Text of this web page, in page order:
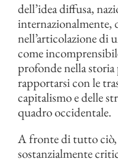
dell’idea diffusa,
internazionalmente,
nell’articolazione di
come
profonde nella storia
rapportarsi con le
capitalismo e delle
quadro occidentale.
A fronte di tutto ciò,
sostanzialmente